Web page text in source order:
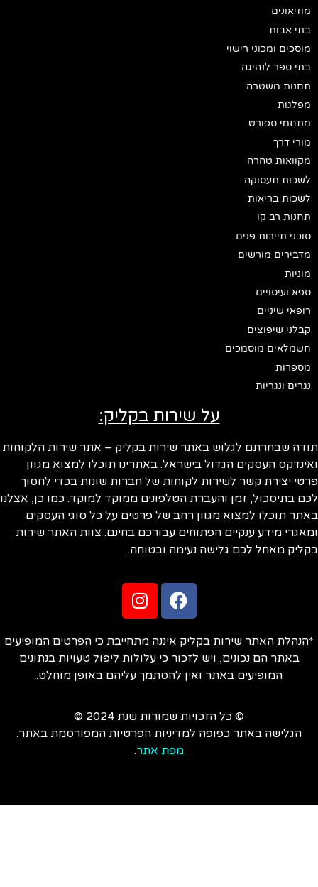
מוזיאונים
בתי אבות
מוסכים ומכוני רישוי
בתי ספר לנהיגה
תחנות משטרה
מפלגות
מתחמי ספורט
מורי דרך
מקוואות טהרה
לשכות תעסוקה
לשכות בריאות
תחנות רב קו
סוכני תיירות פנים
מדבירים מורשים
מוניות
ספא ועיסויים
רופאי שיניים
קבלני שיפוצים
חשמלאים מוסמכים
מספרות
נגרים ונגריות
על שירות בקליק:
שבחרתם לגלוש באתר שירות בקליק – אתר שירות הלקוחות
העסקים הגדול בישראל. באתרינו תוכלו למצוא מגוון
יצירת קשר לשירות לקוחות של חברות שונות בכדי לחסוך
בתיסכול, זמן והעברת הטלפונים ממוקד למוקד. כמו כן, אצלנו
תוכלו למצוא מגוון רחב של פרטים על כל סוגי העסקים
מידע ענקיים הפתוחים עבורכם בחינם. צוות האתר שירות
מאחל לכם גלישה נעימה ובטוחה.
האתר שירות בקליק איננה מתחייבת כי הפרטים המופיעים
באתר הם נכונים, ויש לזכור כי עלולות ליפול טעויות בנתונים
המופיעים באתר ואין להסתמך עליהם באופן מוחלט.
© כל הזכויות שמורות שנת 2024 ©
הגלישה באתר כפופה למדיניות הפרטיות המפורסמת באתר.
מפת אתר.